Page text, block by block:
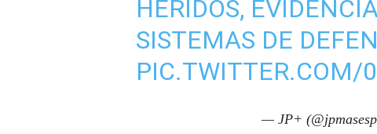
HERIDOS,
SISTEMAS DE
PIC.TWITTER.COM/
— JP+